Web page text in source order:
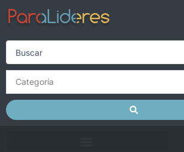
Skip
content
Search